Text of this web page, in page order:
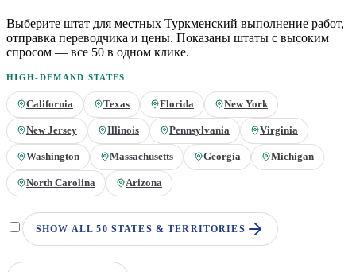
Выберите штат для местных Туркменский выполнение работ,
отправка переводчика и цены. Показаны штаты с высоким
спросом — все 50 в одном клике.
HIGH-DEMAND STATES
California Texas Florida New York
New Jersey Illinois Pennsylvania Virginia
Washington Massachusetts Georgia Michigan
North Carolina Arizona
SHOW ALL 50 STATES & TERRITORIES